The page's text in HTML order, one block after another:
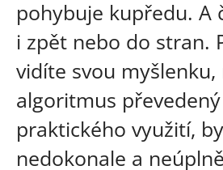
pohybuje kupředu. A
i zpět nebo do stran.
vidíte svou myšlenku,
algoritmus
praktického využití,
nedokonale a